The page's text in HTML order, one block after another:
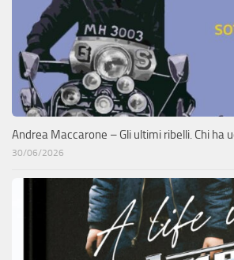
Andrea Maccarone – Gli ultimi ribelli. Chi ha
30/06/2026